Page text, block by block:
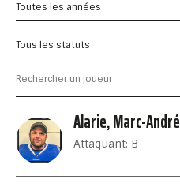
Toutes les années
Tous les statuts
Alarie, Marc-André
Attaquant: B